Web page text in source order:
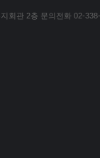
회관 2층 문의전화 02-